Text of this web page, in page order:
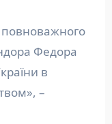
повноважного
Федора
в
–